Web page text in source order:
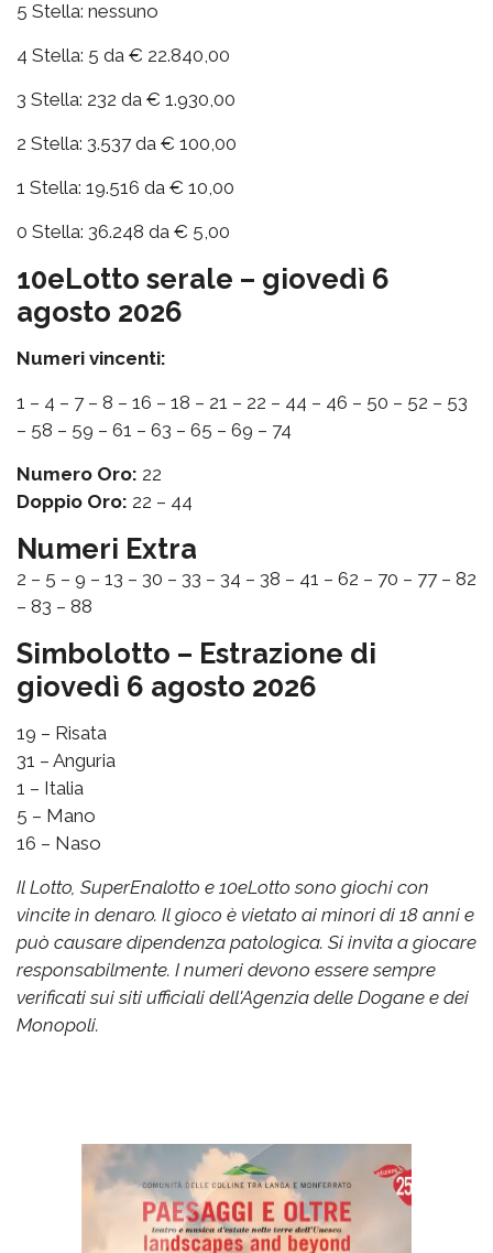
5 Stella: nessuno
4 Stella: 5 da € 22.840,00
3 Stella: 232 da € 1.930,00
2 Stella: 3.537 da € 100,00
1 Stella: 19.516 da € 10,00
0 Stella: 36.248 da € 5,00
10eLotto serale – giovedì 6
agosto 2026
Numeri vincenti:
1 – 4 – 7 – 8 – 16 – 18 – 21 – 22 – 44 – 46 – 50 – 52 – 53
– 58 – 59 – 61 – 63 – 65 – 69 – 74
Numero Oro: 22
Doppio Oro: 22 – 44
Numeri Extra
2 – 5 – 9 – 13 – 30 – 33 – 34 – 38 – 41 – 62 – 70 – 77 – 82
– 83 – 88
Simbolotto – Estrazione di
giovedì 6 agosto 2026
19 – Risata
31 – Anguria
1 – Italia
5 – Mano
16 – Naso
Il Lotto, SuperEnalotto e 10eLotto sono giochi con
vincite in denaro. Il gioco è vietato ai minori di 18 anni e
può causare dipendenza patologica. Si invita a giocare
responsabilmente. I numeri devono essere sempre
verificati sui siti ufficiali dell'Agenzia delle Dogane e dei
Monopoli.